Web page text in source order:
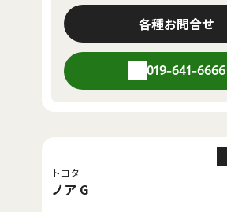
各種お問合せ
019-641-6666
トヨタ
ノア G